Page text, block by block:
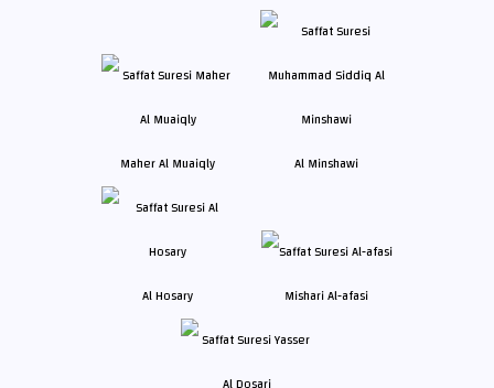
Maher Al Muaiqly Al Minshawi
Al Hosary Mishari Al-afasi